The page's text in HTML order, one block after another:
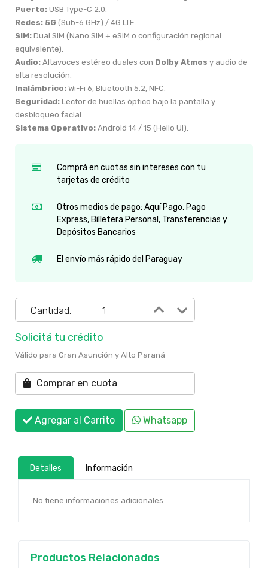
Puerto: USB Type-C 2.0.
Redes: 5G (Sub-6 GHz) / 4G LTE.
SIM: Dual SIM (Nano SIM + eSIM o configuración regional
equivalente).
Audio: Altavoces estéreo duales con Dolby Atmos y audio de
alta resolución.
Inalámbrico: Wi-Fi 6, Bluetooth 5.2, NFC.
Seguridad: Lector de huellas óptico bajo la pantalla y
desbloqueo facial.
Sistema Operativo: Android 14 / 15 (Hello UI).
Comprá en cuotas sin intereses con tu
tarjetas de crédito
Otros medios de pago: Aquí Pago, Pago
Express, Billetera Personal, Transferencias y
Depósitos Bancarios
El envío más rápido del Paraguay
Cantidad:
Solicitá tu crédito
Válido para Gran Asunción y Alto Paraná
Comprar en cuota
Agregar al Carrito Whatsapp
Detalles Información
No tiene informaciones adicionales
Productos Relacionados